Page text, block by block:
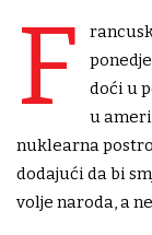
F
doći u
u
nuklearna
dodajući da bi
volje naroda, a